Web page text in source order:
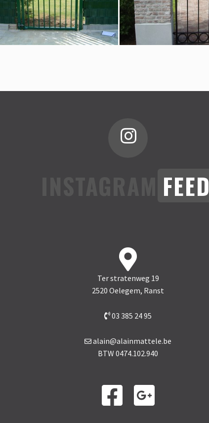
FEED
Ter stratenweg 19
2520 Oelegem, Ranst
03 385 24 95
alain@alainmattele.be
BTW 0474.102.940